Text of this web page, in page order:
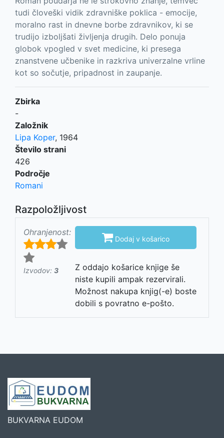
tudi človeški vidik zdravniške poklica - emocije,
moralno rast in dnevne borbe zdravnikov, ki se
trudijo izboljšati življenja drugih. Delo ponuja
globok vpogled v svet medicine, ki presega
znanstvene učbenike in razkriva univerzalne vrline
kot so sočutje, pripadnost in zaupanje.
Zbirka
-
Založnik
Lipa Koper, 1964
Število strani
426
Področje
Romani
Razpoložljivost
Ohranjenost:
Izvodov: 3
 Dodaj v košarico
Z oddajo košarice knjige še
niste kupili ampak rezervirali.
Možnost nakupa knjig(-e) boste
dobili s povratno e-pošto.
BUKVARNA EUDOM